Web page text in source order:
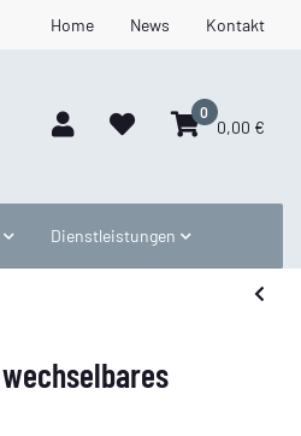
Home News Kontakt
0
0,00 €
Dienstleistungen